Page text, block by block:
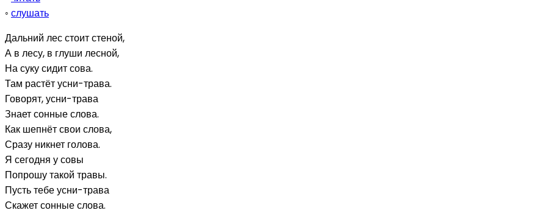
◦ слушать
Дальний лес стоит стеной,
А в лесу, в глуши лесной,
На суку сидит сова.
Там растёт усни-трава.
Говорят, усни-трава
Знает сонные слова.
Как шепнёт свои слова,
Сразу никнет голова.
Я сегодня у совы
Попрошу такой травы.
Пусть тебе усни-трава
Скажет сонные слова.